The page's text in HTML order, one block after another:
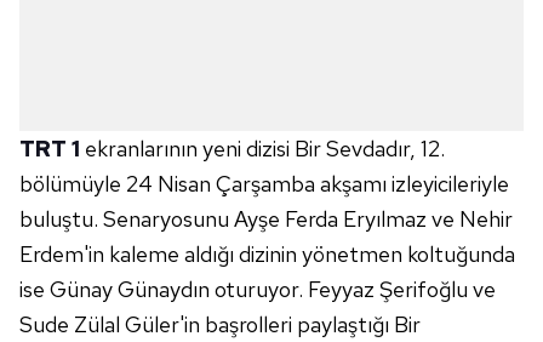
TRT 1 ekranlarının yeni dizisi Bir Sevdadır, 12.
bölümüyle 24 Nisan Çarşamba akşamı izleyicileriyle
buluştu. Senaryosunu Ayşe Ferda Eryılmaz ve Nehir
Erdem'in kaleme aldığı dizinin yönetmen koltuğunda
ise Günay Günaydın oturuyor. Feyyaz Şerifoğlu ve
Sude Zülal Güler'in başrolleri paylaştığı Bir